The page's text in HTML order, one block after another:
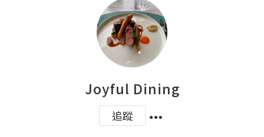
Joyful Dining
追蹤